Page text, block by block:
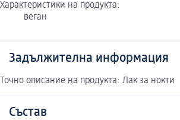
Характеристики на продукта:
веган
Задължителна информация
Точно описание на продукта: Лак за нокти
Състав